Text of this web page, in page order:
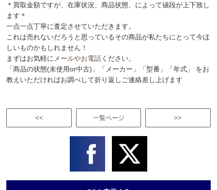
＊買取金額ですが、在庫状況、商品状態、によって値段が上下致し
ます＊
一点一点丁寧に査定させていただきます。
これは売れないだろうと思っているその商品が私たちにとって今ほ
しいものかもしれません！
まずはお気軽に メールやお電話ください。
「商品の状態(未使用or中古)」「メーカー」「型番」「年式」 をお
教えいただければお調べして折り返しご連絡差し上げます
<< >>
一覧ページ